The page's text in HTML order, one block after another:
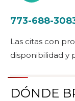
773-688-
Las citas con
disponibilidad y
DÓNDE